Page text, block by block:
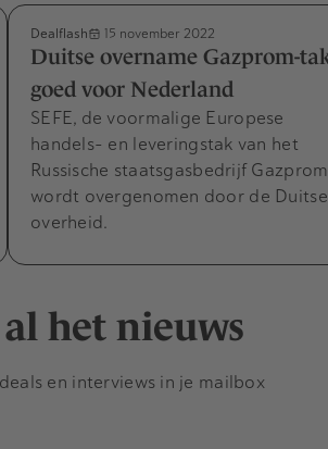
Dealflash 15 november 2022
Duitse overname Gazprom-
goed voor Nederland
SEFE, de voormalige Europese
handels- en leveringstak van het
Russische staatsgasbedrijf
wordt overgenomen door de Duitse
overheid.
het nieuws
en interviews in je mailbox